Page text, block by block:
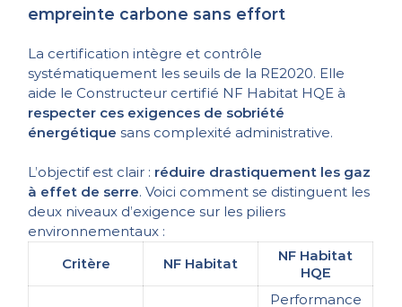
empreinte carbone sans effort
La certification intègre et contrôle
systématiquement les seuils de la RE2020. Elle
aide le Constructeur certifié NF Habitat HQE à
respecter ces exigences de sobriété
énergétique sans complexité administrative.
L’objectif est clair : réduire drastiquement les gaz
à effet de serre. Voici comment se distinguent les
deux niveaux d’exigence sur les piliers
environnementaux :
Critère
NF Habitat
NF Habitat
HQE
Performance